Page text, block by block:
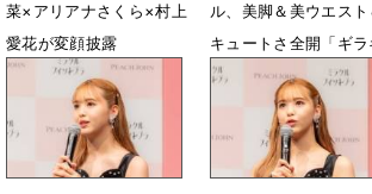
菜×アリアナさくら×村上
愛花が変顔披露
10月16日 11時18分
ル、美脚＆美ウエスト
キュートさ全開「ギラ
ラ」コーデ
10月6日 08時37分